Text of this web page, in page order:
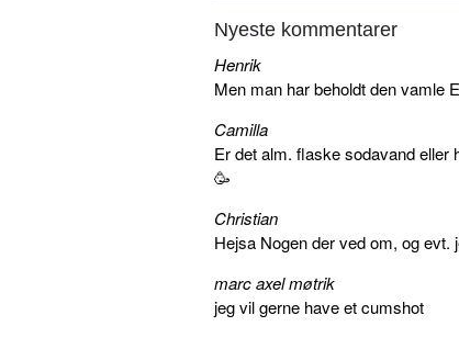
Nyeste kommentarer
Henrik
Men man har beholdt den vamle
Camilla
Er det alm. flaske sodavand eller
🥳
Christian
Hejsa Nogen der ved om, og
marc axel møtrik
jeg vil gerne have et cumshot